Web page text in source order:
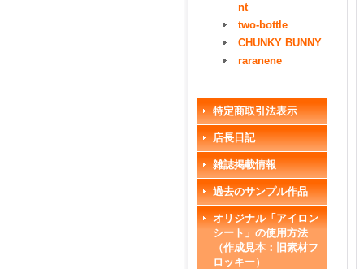
nt
two-bottle
CHUNKY BUNNY
raranene
特定商取引法表示
店長日記
雑誌掲載情報
過去のサンプル作品
オリジナル「アイロン
シート」の使用方法
（作成見本：旧素材フ
ロッキー）